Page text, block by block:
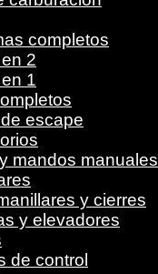
completos
2
1
escape
mandos manuales
y cierres
y elevadores
de control